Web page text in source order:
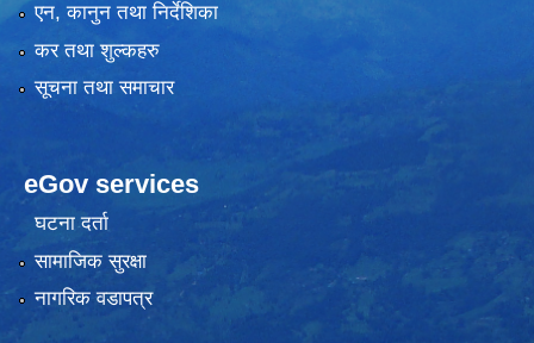
एन, कानुन तथा निर्देशिका
कर तथा शुल्कहरु
सूचना तथा समाचार
eGov services
घटना दर्ता
सामाजिक सुरक्षा
नागरिक वडापत्र